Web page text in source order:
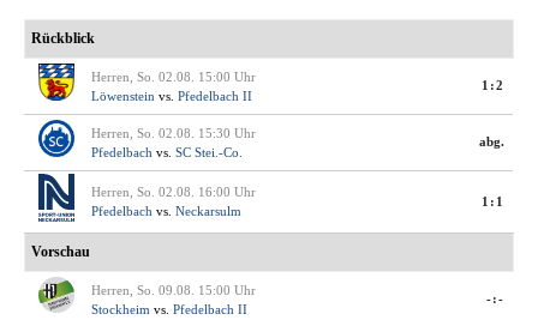
Rückblick
Herren, So. 02.08. 15:00 Uhr
Löwenstein vs. Pfedelbach II
1:2
Herren, So. 02.08. 15:30 Uhr
Pfedelbach vs. SC Stei.-Co.
abg.
Herren, So. 02.08. 16:00 Uhr
Pfedelbach vs. Neckarsulm
1:1
Vorschau
Herren, So. 09.08. 15:00 Uhr
Stockheim vs. Pfedelbach II
-:-